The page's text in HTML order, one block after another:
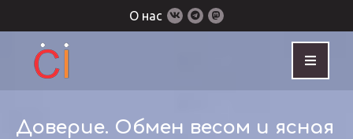
О нас
Доверие. Обмен весом и ясная